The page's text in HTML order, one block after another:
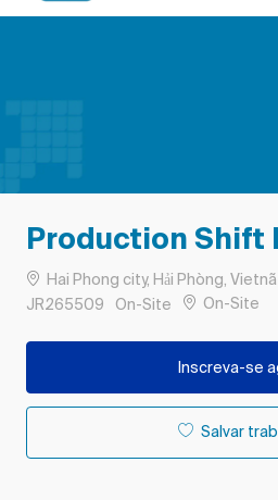
Production Shift
Localização
Hai Phong city, Hải Phòng, Vietnã
ID do trabalho
JR265509 On-Site Remote
On-Site
Inscreva-se
Salvar